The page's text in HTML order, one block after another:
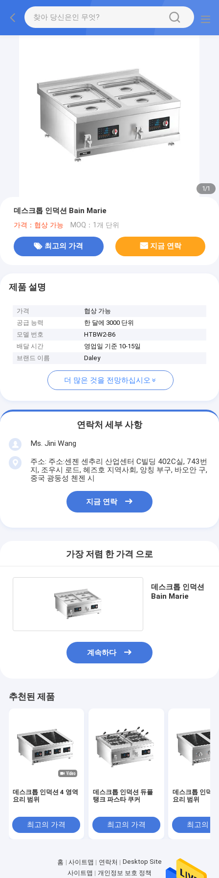
1/1
데스크톱 인덕션 Bain Marie
가격：협상 가능 MOQ：1개 단위
최고의 가격 지금 연락
제품 설명
가격
협상 가능
공급 능력
한 달에 3000 단위
모델 번호
HTBW2-B6
배달 시간
영업일 기준 10-15일
브랜드 이름
Daley
더 많은 것을 전망하십시오
연락처 세부 사항
Ms. Jini Wang
주소: 주소:센젠 센추리 산업센터 C빌딩 402C실, 743번
지, 조우시 로드, 헤즈호 지역사회, 앙칭 부구, 바오안 구,
중국 광둥성 첸젠 시
지금 연락
가장 저렴 한 가격 으로
데스크톱 인덕션
Bain Marie
계속하다
추천된 제품
데스크톱 인덕션 4 영역
요리 범위
최고의 가격
데스크톱 인덕션 듀플
탱크 파스타 쿠커
최고의 가격
데스크톱 인덕
요리 범위
최고의
홈 사이트맵 연락처
Desktop Site
사이트맵
개인정보 보호 정책